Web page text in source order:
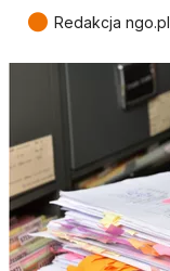
● Redakcja ngo.pl